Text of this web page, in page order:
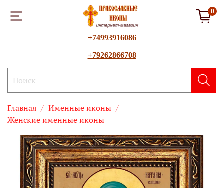
0
+74993916086
+79262866708
Главная
Именные иконы
Женские именные иконы